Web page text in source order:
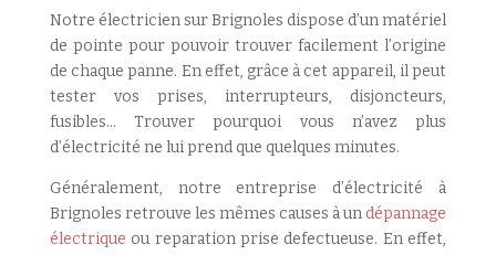
Notre électricien sur Brignoles dispose d’un matériel
de pointe pour pouvoir trouver facilement l’origine
de chaque panne. En effet, grâce à cet appareil, il peut
tester vos prises, interrupteurs, disjoncteurs,
fusibles… Trouver pourquoi vous n’avez plus
d’électricité ne lui prend que quelques minutes.
Généralement, notre entreprise d’électricité à
Brignoles retrouve les mêmes causes à un dépannage
électrique ou reparation prise defectueuse. En effet,